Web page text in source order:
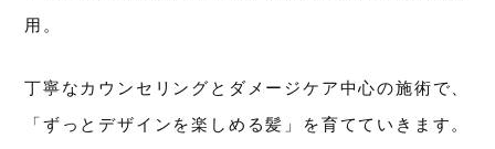
用。
丁寧なカウンセリングとダメージケア中心の施術で、
「ずっとデザインを楽しめる髪」を育てていきます。